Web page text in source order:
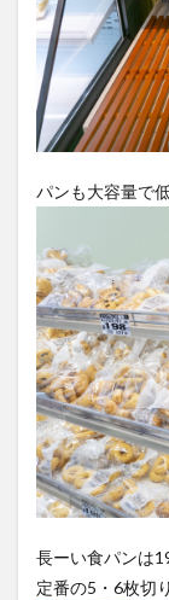
パンも大容量で低
長ーい食パンは
定番の5・6枚切